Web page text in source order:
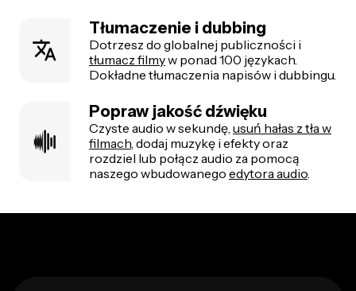
Tłumaczenie i dubbing
Dotrzesz do globalnej publiczności i
tłumacz filmyw ponad 100 językach.
Dokładne tłumaczenia napisów i dubbingu.
Popraw jakość dźwięku
Czyste audio w sekundę, usuń hałas z tła w
filmach , dodaj muzykę i efekty oraz
rozdziel lub połącz audio za pomocą
naszego wbudowanego edytora audio